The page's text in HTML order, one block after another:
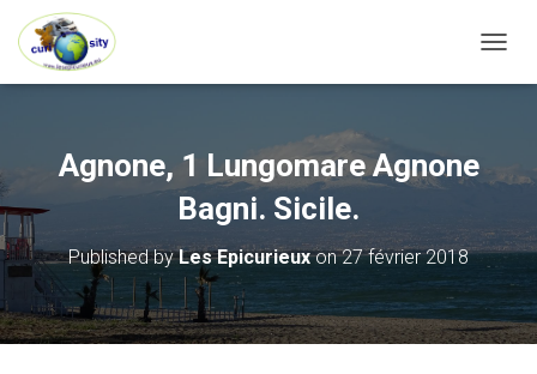
Agnone, 1 Lungomare Agnone
Bagni. Sicile.
Published byLes Epicurieuxon27 février 2018